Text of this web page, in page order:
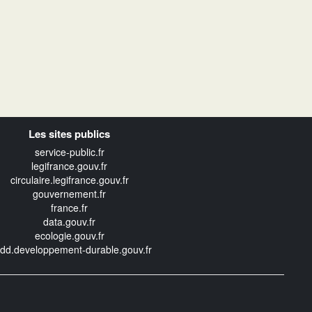
Les sites publics
service-public.fr
legifrance.gouv.fr
circulaire.legifrance.gouv.fr
gouvernement.fr
france.fr
data.gouv.fr
ecologie.gouv.fr
durable.gouv.fr